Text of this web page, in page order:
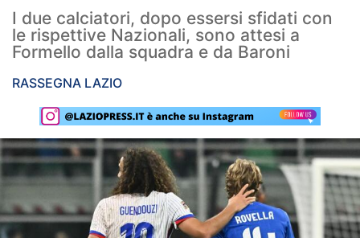
Lazio Women
Rassegna Lazio
Social
Calcio
Serie A
Champions League
Europa League
I due calciatori, dopo essersi sfidati con
le rispettive Nazionali, sono attesi a
Formello dalla squadra e da Baroni
RASSEGNA LAZIO